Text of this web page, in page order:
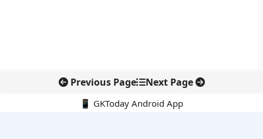
Previous Page Next Page
📱 GKToday Android App